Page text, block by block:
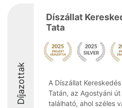
Díjazottak
Díszállat
Tata
A Díszállat
Tatán, az Agostyáni
található, ahol széles